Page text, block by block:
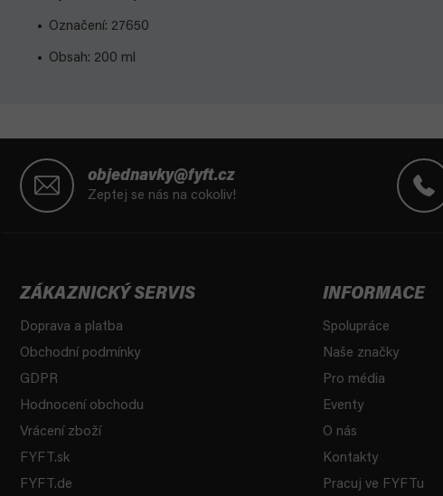
Označení: 27650
Obsah: 200 ml
objednavky@fyft.cz
Zeptej se nás na cokoliv!
ZÁKAZNICKÝ SERVIS
Doprava a platba
Obchodní podmínky
GDPR
Hodnocení obchodu
Vrácení zboží
FYFT.sk
FYFT.de
INFORMACE
Spolupráce
Naše značky
Pro média
Eventy
O nás
Kontakty
Pracuj ve FYFTu